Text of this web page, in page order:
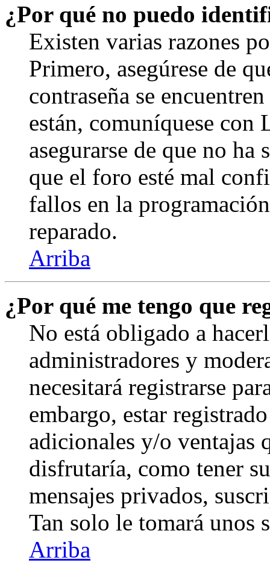
¿Por qué no puedo
Existen varias razones
Primero, asegúrese de
contraseña se
están, comuníquese
asegurarse de que no
que el foro esté mal
fallos en la
reparado.
Arriba
¿Por qué me tengo que
No está obligado a
administradores y
necesitará registrarse
embargo, estar
adicionales y/o ventajas
disfrutaría, como tener
mensajes privados,
Tan solo le tomará unos
Arriba